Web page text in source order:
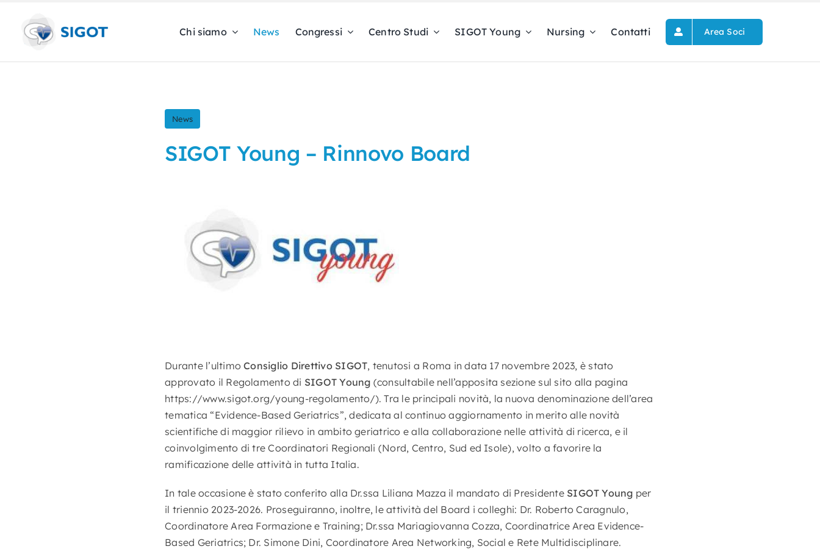
content
Chi siamo News Congressi Centro Studi SIGOT Young Nursing Contatti Area Soci
News
SIGOT Young – Rinnovo Board
Durante l’ultimoConsiglio Direttivo SIGOT, tenutosi a Roma in data 17 novembre 2023, è stato
approvato il Regolamento di SIGOT Young (consultabile nell’apposita sezione sul sito alla pagina
https://www.sigot.org/young-regolamento/). Tra le principali novità, la nuova denominazione dell’area
tematica “Evidence-Based Geriatrics”, dedicata al continuo aggiornamento in merito alle novità
scientifiche di maggior rilievo in ambito geriatrico e alla collaborazione nelle attività di ricerca, e il
coinvolgimento di tre Coordinatori Regionali (Nord, Centro, Sud ed Isole), volto a favorire la
ramificazione delle attività in tutta Italia.
In tale occasione è stato conferito alla Dr.ssa Liliana Mazza il mandato di Presidente SIGOT Young per
il triennio 2023-2026. Proseguiranno, inoltre, le attività del Board i colleghi: Dr. Roberto Caragnulo,
Coordinatore Area Formazione e Training; Dr.ssa Mariagiovanna Cozza, Coordinatrice Area Evidence-
Based Geriatrics; Dr. Simone Dini, Coordinatore Area Networking, Social e Rete Multidisciplinare.